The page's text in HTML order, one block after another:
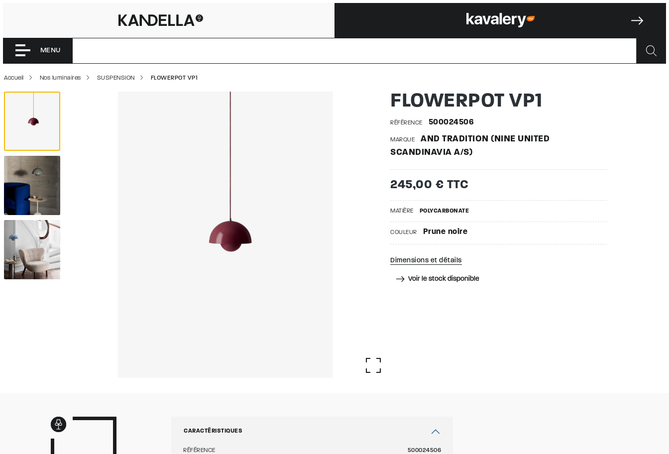
FLOWERPOT VP1 |
MENU
Accueil Nos luminaires SUSPENSION FLOWERPOT VP1
FLOWERPOT VP1
RÉFÉRENCE 500024506
MARQUE
AND TRADITION (NINE UNITED
SCANDINAVIA A/S)
245,00 € TTC
MATIÈRE POLYCARBONATE
COULEUR Prune noire
Dimensions et détails
Voir le stock disponible
CARACTÉRISTIQUES
RÉFÉRENCE 500024506